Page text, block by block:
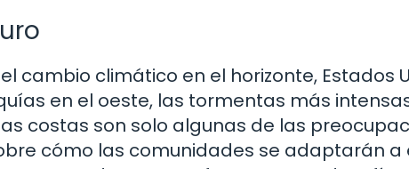
cambio climático en el horizonte, Estados
en el oeste, las tormentas más
costas son solo algunas de las
cómo las comunidades se adaptarán a